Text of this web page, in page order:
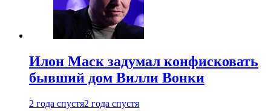
Илон Маск задумал конфисковать
бывший дом Вилли Вонки
2 года спустя2 года спустя